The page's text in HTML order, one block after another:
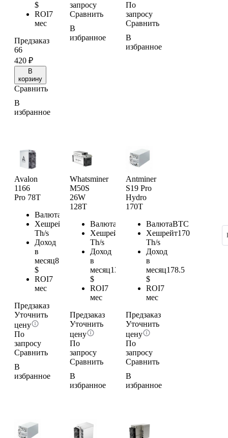
$
ROI7
мес
Предзаказ
66
420 ₽
В
корзину
Сравнить
В
избранное
запросу
Сравнить
В
избранное
По
запросу
Сравнить
В
избранное
Avalon
1166
Pro 78T
Валюта
Хешрейт
Th/s
Доход
в
месяц81.9
$
ROI7
мес
Предзаказ
Уточнить
цену
По
запросу
Сравнить
В
избранное
Whatsminer
M50S
26W
128T
Валюта
Хешрейт
Th/s
Доход
в
месяц134.4
$
ROI7
мес
Предзаказ
Уточнить
цену
По
запросу
Сравнить
В
избранное
Antminer
S19 Pro
Hydro
170T
ВалютаBTC
Хешрейт170
Th/s
Доход
в
месяц178.5
$
ROI7
мес
Предзаказ
Уточнить
цену
По
запросу
Сравнить
В
избранное